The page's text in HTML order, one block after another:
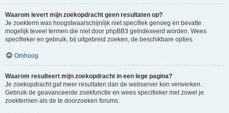
Waarom levert mijn zoekopdracht geen resultaten op?
Je zoekterm was hoogstwaarschijnlijk niet specifiek genoeg en bevatte
mogelijk teveel termen die niet door phpBB3 geïndexeerd worden. Wees
specifieker en gebruik, bij uitgebreid zoeken, de beschikbare opties.
Omhoog
Waarom resulteert mijn zoekopdracht in een lege pagina?
Je zoekopdracht gaf meer resultaten dan de webserver kon verwerken.
Gebruik de geavanceerde zoekfunctie en wees specifieker met zowel je
zoektermen als de te doorzoeken forums.